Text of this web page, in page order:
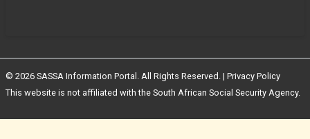
© 2026 SASSA Information Portal. All Rights Reserved. | Privacy Policy
This website is not affiliated with the South African Social Security Agency.